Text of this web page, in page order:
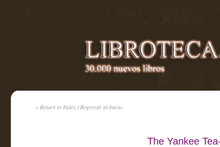
« Return to Index / Regresar al Inicio
The Yankee